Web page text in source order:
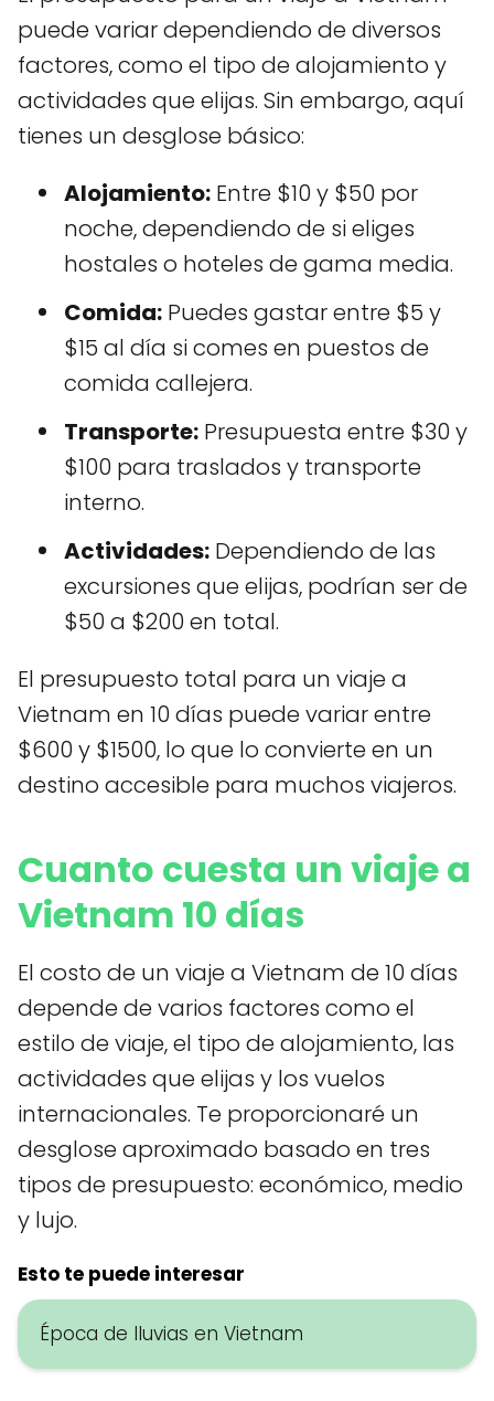
puede variar dependiendo de diversos
factores, como el tipo de alojamiento y
actividades que elijas. Sin embargo, aquí
tienes un desglose básico:
Alojamiento: Entre $10 y $50 por
noche, dependiendo de si eliges
hostales o hoteles de gama media.
Comida: Puedes gastar entre $5 y
$15 al día si comes en puestos de
comida callejera.
Transporte: Presupuesta entre $30 y
$100 para traslados y transporte
interno.
Actividades: Dependiendo de las
excursiones que elijas, podrían ser de
$50 a $200 en total.
El presupuesto total para un viaje a
Vietnam en 10 días puede variar entre
$600 y $1500, lo que lo convierte en un
destino accesible para muchos viajeros.
Cuanto cuesta un viaje a
Vietnam 10 días
El costo de un viaje a Vietnam de 10 días
depende de varios factores como el
estilo de viaje, el tipo de alojamiento, las
actividades que elijas y los vuelos
internacionales. Te proporcionaré un
desglose aproximado basado en tres
tipos de presupuesto: económico, medio
y lujo.
Esto te puede interesar
Época de lluvias en Vietnam